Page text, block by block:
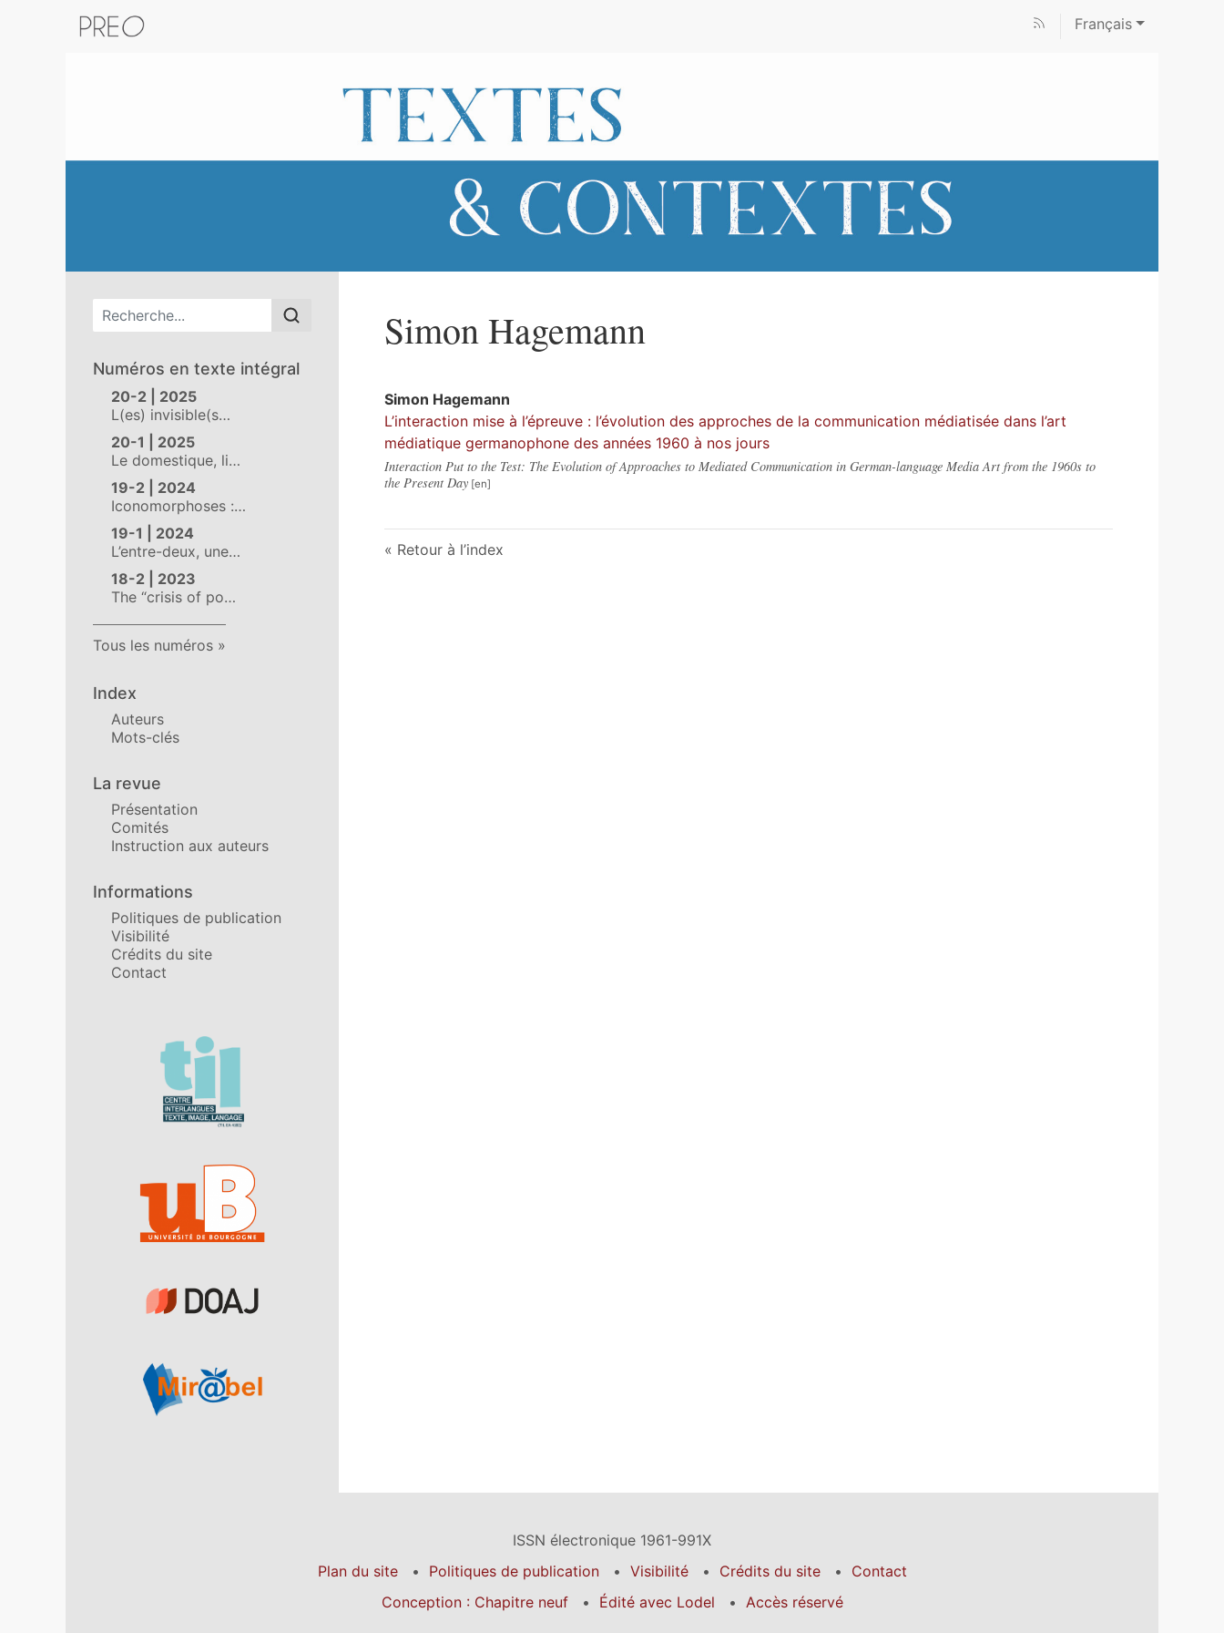
Français
Menu principal
Numéros en texte intégral
20-2 | 2025
L(es) invisible(s…
20-1 | 2025
Le domestique, li…
19-2 | 2024
Iconomorphoses :…
19-1 | 2024
L’entre-deux, une…
18-2 | 2023
The “crisis of po…
Tous les numéros
Index
Auteurs
Mots-clés
La revue
Présentation
Comités
Instruction aux auteurs
Informations
Politiques de publication
Visibilité
Crédits du site
Contact
Affiliations/partenaires
SimonHagemann
Simon Hagemann
L’interaction mise à l’épreuve : l’évolution des approches de la communication médiatisée dans l’art
médiatique germanophone des années 1960 à nos jours
Interaction Put to the Test: The Evolution of Approaches to Mediated Communication in German-language Media Art from the 1960s to
the Present Day
Retour à l’index
ISSN électronique 1961-991X
Plan du site
Politiques de publication Visibilité Crédits du site
Contact
Conception : Chapitre neuf
Édité avec Lodel Accès réservé